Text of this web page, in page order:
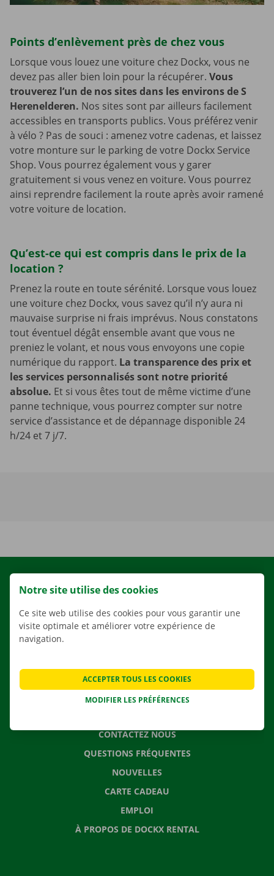
Points d’enlèvement près de chez vous
Lorsque vous louez une voiture chez Dockx, vous ne
devez pas aller bien loin pour la récupérer. Vous
trouverez l’un de nos sites dans les environs de S
Herenelderen. Nos sites sont par ailleurs facilement
accessibles en transports publics. Vous préférez venir
à vélo ? Pas de souci : amenez votre cadenas, et laissez
votre monture sur le parking de votre Dockx Service
Shop. Vous pourrez également vous y garer
gratuitement si vous venez en voiture. Vous pourrez
ainsi reprendre facilement la route après avoir ramené
votre voiture de location.
Qu’est-ce qui est compris dans le prix de la
location ?
Prenez la route en toute sérénité. Lorsque vous louez
une voiture chez Dockx, vous savez qu’il n’y aura ni
mauvaise surprise ni frais imprévus. Nous constatons
tout éventuel dégât ensemble avant que vous ne
preniez le volant, et nous vous envoyons une copie
numérique du rapport. La transparence des prix et
les services personnalisés sont notre priorité
absolue. Et si vous êtes tout de même victime d’une
panne technique, vous pourrez compter sur notre
service d’assistance et de dépannage disponible 24
h/24 et 7 j/7.
NOS SERVICES
SOLUTIONS DE DÉMÉNAGEMENT
CONTACTEZ NOUS
QUESTIONS FRÉQUENTES
NOUVELLES
CARTE CADEAU
EMPLOI
À PROPOS DE DOCKX RENTAL
Notre site utilise des cookies
Ce site web utilise des cookies pour vous garantir une
visite optimale et améliorer votre expérience de
navigation.
MODIFIER LES PRÉFÉRENCES
ACCEPTER TOUS LES COOKIES